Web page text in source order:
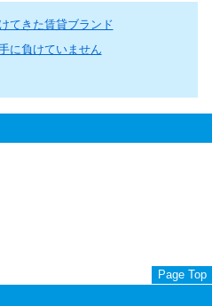
てきた賃貸ブランド
に負けていません
Page Top